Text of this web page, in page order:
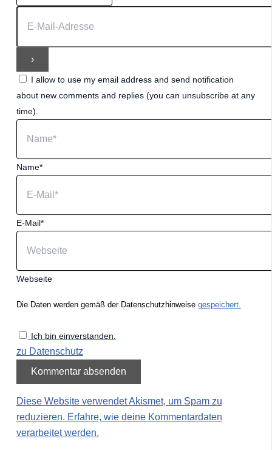
I allow to use my email address and send notification
about new comments and replies (you can unsubscribe at any
time).
Name*
E-Mail*
Webseite
Die Daten werden gemäß der Datenschutzhinweise gespeichert.
Ich bin einverstanden.
zu Datenschutz
Diese Website verwendet Akismet, um Spam zu
reduzieren. Erfahre, wie deine Kommentardaten
verarbeitet werden.